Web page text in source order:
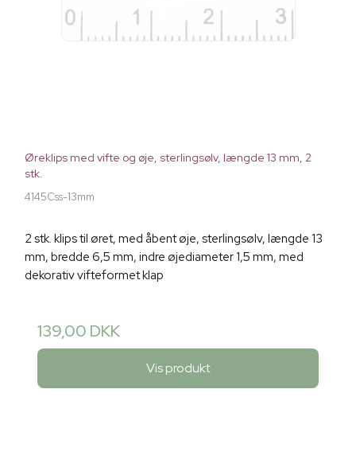
Øreklips med vifte og øje, sterlingsølv, længde 13 mm, 2
stk.
4145Css-13mm
2 stk. klips til øret, med åbent øje, sterlingsølv, længde 13
mm, bredde 6,5 mm, indre øjediameter 1,5 mm, med
dekorativ vifteformet klap
139,00 DKK
Vis produkt